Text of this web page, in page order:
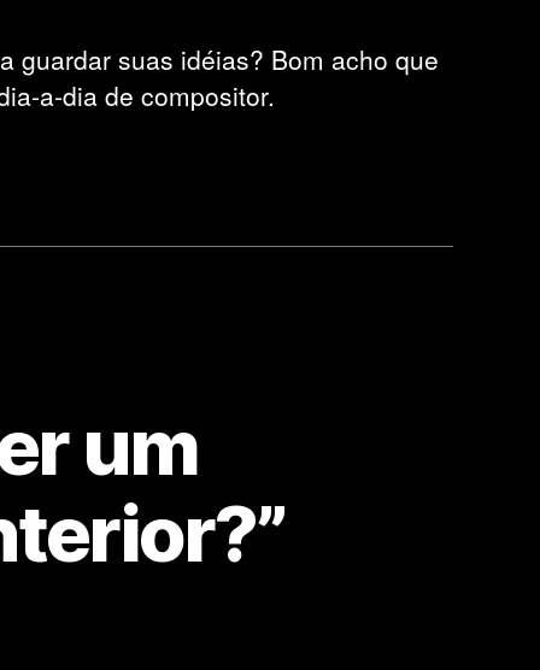
suas idéias? Bom acho que
a-dia de compositor.
um